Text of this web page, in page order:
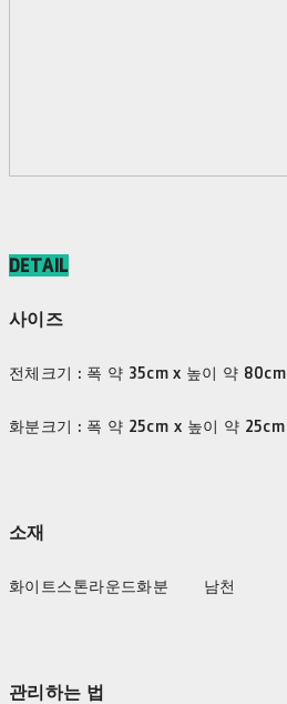
DETAIL
사이즈
전체크기 : 폭 약 35cm x 높이 약 80cm
화분크기 : 폭 약 25cm x 높이 약 25cm
소재
화이트스톤라운드화분 남천
관리하는 법